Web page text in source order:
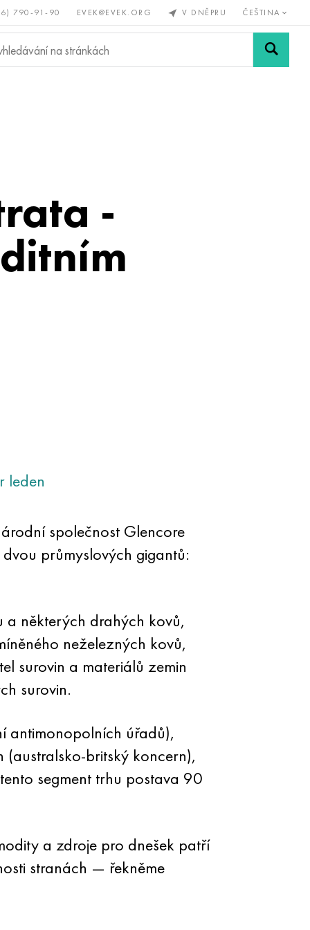
790-91-90 EVEK@EVEK.ORG V DNĚPRU ČEŠTINA
Legovaná Sítě a
-
leden
společnost Glencore
průmyslových gigantů:
a některých drahých kovů,
neželezných kovů,
surovin a materiálů zemin
surovin.
antimonopolních úřadů),
britský koncern),
segment trhu postava 90
a zdroje pro dnešek patří
stranách — řekněme